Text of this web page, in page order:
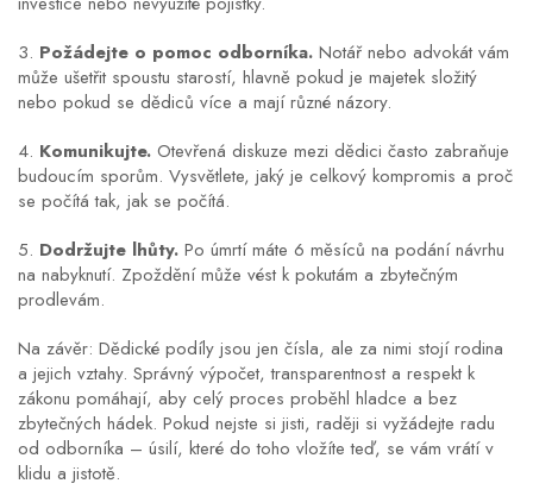
3. Požádejte o pomoc odborníka. Notář nebo advokát vám
může ušetřit spoustu starostí, hlavně pokud je majetek složitý
nebo pokud se dědiců více a mají různé názory.
4. Komunikujte. Otevřená diskuze mezi dědici často zabraňuje
budoucím sporům. Vysvětlete, jaký je celkový kompromis a proč
se počítá tak, jak se počítá.
5. Dodržujte lhůty. Po úmrtí máte 6 měsíců na podání návrhu
na nabyknutí. Zpoždění může vést k pokutám a zbytečným
prodlevám.
Na závěr: Dědické podíly jsou jen čísla, ale za nimi stojí rodina
a jejich vztahy. Správný výpočet, transparentnost a respekt k
zákonu pomáhají, aby celý proces proběhl hladce a bez
zbytečných hádek. Pokud nejste si jisti, raději si vyžádejte radu
od odborníka – úsilí, které do toho vložíte teď, se vám vrátí v
klidu a jistotě.